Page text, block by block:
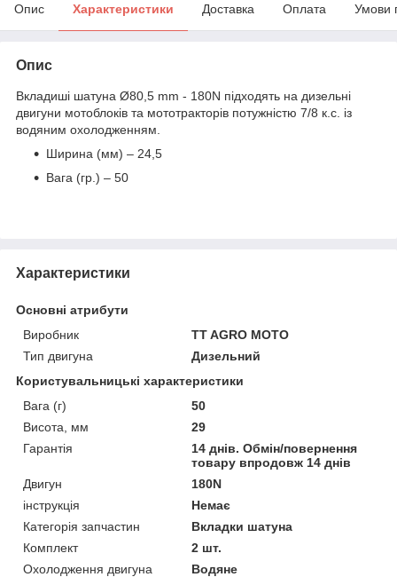
Опис Характеристики Доставка Оплата Умови
Опис
Вкладиші шатуна Ø80,5 mm - 180N підходять на дизельні
двигуни мотоблоків та мототракторів потужністю 7/8 к.с. із
водяним охолодженням.
Ширина (мм) – 24,5
Вага (гр.) – 50
Характеристики
Основні атрибути
Виробник
TT AGRO MOTO
Тип двигуна
Дизельний
Користувальницькі характеристики
Вага (г)
50
Висота, мм
29
Гарантія
14 днів. Обмін/повернення
товару впродовж 14 днів
Двигун
180N
інструкція
Немає
Категорія запчастин
Вкладки шатуна
Комплект
2 шт.
Охолодження двигуна
Водяне